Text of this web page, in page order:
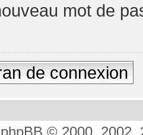
mot de
de connexion
phpBB © 2000, 2002,